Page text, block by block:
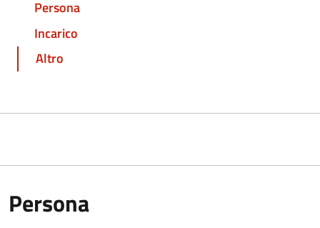
Persona
Incarico
Altro
Persona